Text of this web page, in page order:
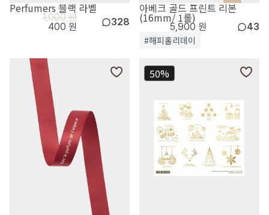
Perfumers 블랙 라벨
1,000 원
400 원
328
아베크 골드 프린트 리본
(16mm/ 1롤)
5,900 원 43
#해피홀리데이
50%